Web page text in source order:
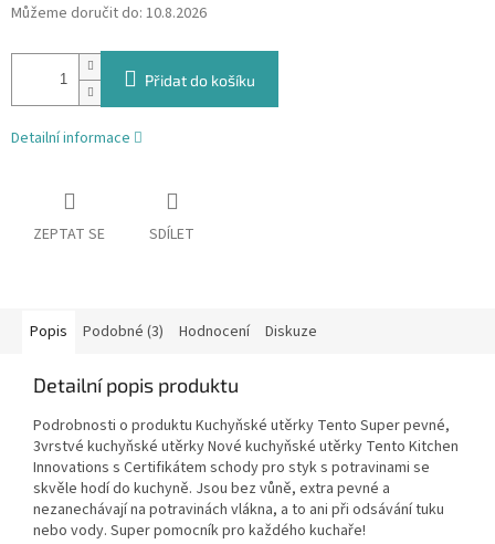
Můžeme doručit do: 10.8.2026
Přidat do košíku
Detailní informace
ZEPTAT SE SDÍLET
Popis Podobné (3) Hodnocení Diskuze
Detailní popis produktu
Podrobnosti o produktu Kuchyňské utěrky Tento Super pevné,
3vrstvé kuchyňské utěrky Nové kuchyňské utěrky Tento Kitchen
Innovations s Certifikátem schody pro styk s potravinami se
skvěle hodí do kuchyně. Jsou bez vůně, extra pevné a
nezanechávají na potravinách vlákna, a to ani při odsávání tuku
nebo vody. Super pomocník pro každého kuchaře!